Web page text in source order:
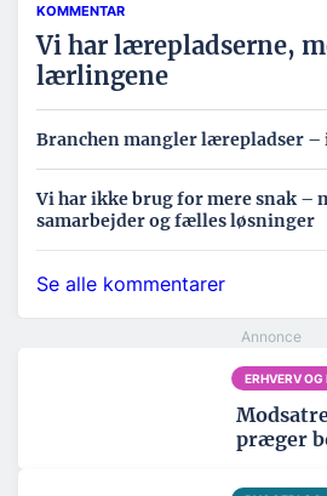
KOMMENTAR
Vi har lærepladserne,
lærlingene
Branchen mangler lærepladser –
Vi har ikke brug for mere snak –
samarbejder og fælles løsninger
Se alle kommentarer
ERHVERV
præger